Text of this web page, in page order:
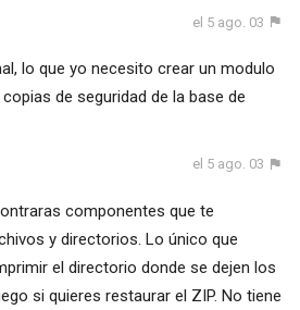
el 5 ago. 03
lo que yo necesito crear un modulo
de seguridad de la base de
el 5 ago. 03
componentes que te
y directorios. Lo único que
el directorio donde se dejen los
si quieres restaurar el ZIP. No tiene